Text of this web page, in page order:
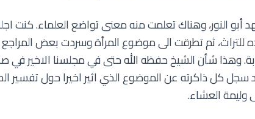
النور، وهناك تعلمت منه معنى تواضع العلماء. كنت
ثم تطرقت الى موضوع المرأة وسردت بعض المراجع
وهذا شأن الشيخ حفظه الله حتى في مجلسنا الاخير
كل ذاكرته عن الموضوع الذي اثير اخيرا حول تفسير
وليمة العشاء.